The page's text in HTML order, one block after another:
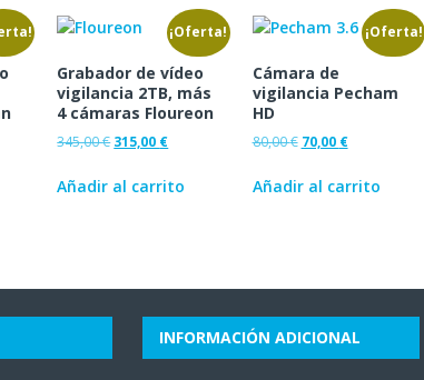
¡Oferta!
Grabador de vídeo
vigilancia 2TB, más
4 cámaras Floureon
345,00€ 315,00 €
Añadir al carrito
¡Oferta!
Cámara de
vigilancia Pecham
HD
80,00€ 70,00 €
Añadir al carrito
INFORMACIÓN ADICIONAL